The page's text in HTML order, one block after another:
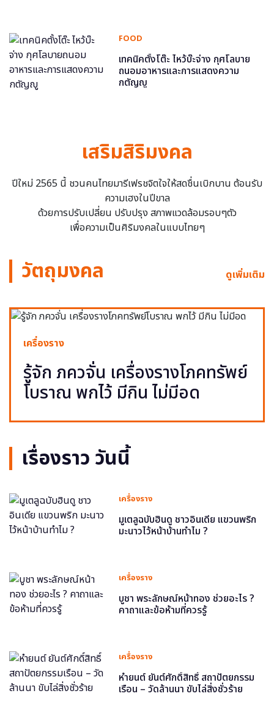
FOOD
เทคนิคตั้งโต๊ะ ไหว้บ๊ะจ่าง กุศโลบาย
ถนอมอาหารและการแสดงความ
กตัญญู
เสริมสิริมงคล
ปีใหม่ 2565 นี้ ชวนคนไทยมารีเฟรชจิตใจให้สดชื่นเบิกบาน ต้อนรับ
ความเฮงในปีขาล
ด้วยการปรับเปลี่ยน ปรับปรุง สภาพแวดล้อมรอบๆตัว
เพื่อความเป็นศิริมงคลในแบบไทยๆ
วัตถุมงคล ดูเพิ่มเติม
เครื่องราง
รู้จัก ภควจั่น เครื่องรางโภคทรัพย์
โบราณ พกไว้ มีกิน ไม่มีอด
เรื่องราว วันนี้
เครื่องราง
มูเตลูฉบับฮินดู ชาวอินเดีย แขวนพริก
มะนาวไว้หน้าบ้านทำไม ?
เครื่องราง
บูชา พระลักษณ์หน้าทอง ช่วยอะไร ?
คาถาและข้อห้ามที่ควรรู้
เครื่องราง
หำยนต์ ยันต์ศักดิ์สิทธิ์ สถาปัตยกรรม
เรือน – วัดล้านนา ขับไล่สิ่งชั่วร้าย